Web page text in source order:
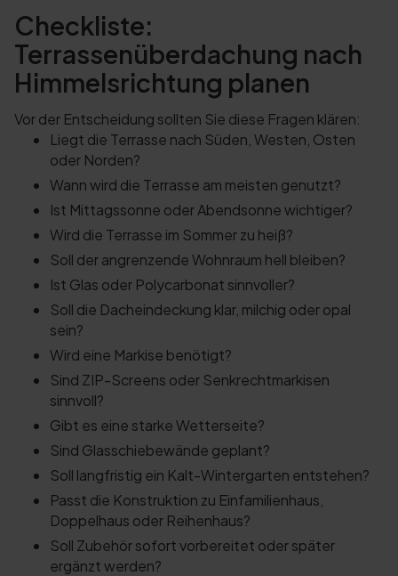
Checkliste:
Terrassenüberdachung nach
Himmelsrichtung planen
Vor der Entscheidung sollten Sie diese Fragen klären:
Liegt die Terrasse nach Süden, Westen, Osten
oder Norden?
Wann wird die Terrasse am meisten genutzt?
Ist Mittagssonne oder Abendsonne wichtiger?
Wird die Terrasse im Sommer zu heiß?
Soll der angrenzende Wohnraum hell bleiben?
Ist Glas oder Polycarbonat sinnvoller?
Soll die Dacheindeckung klar, milchig oder opal
sein?
Wird eine Markise benötigt?
Sind ZIP-Screens oder Senkrechtmarkisen
sinnvoll?
Gibt es eine starke Wetterseite?
Sind Glasschiebewände geplant?
Soll langfristig ein Kalt-Wintergarten entstehen?
Passt die Konstruktion zu Einfamilienhaus,
Doppelhaus oder Reihenhaus?
Soll Zubehör sofort vorbereitet oder später
ergänzt werden?